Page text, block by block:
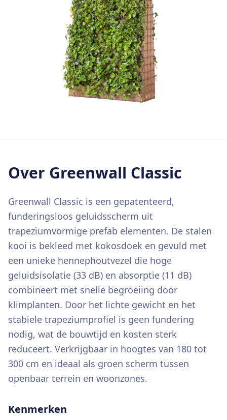
Over Greenwall Classic
Greenwall Classic is een gepatenteerd,
funderingsloos geluidsscherm uit
trapeziumvormige prefab elementen. De stalen
kooi is bekleed met kokosdoek en gevuld met
een unieke hennephoutvezel die hoge
geluidsisolatie (33 dB) en absorptie (11 dB)
combineert met snelle begroeiing door
klimplanten. Door het lichte gewicht en het
stabiele trapeziumprofiel is geen fundering
nodig, wat de bouwtijd en kosten sterk
reduceert. Verkrijgbaar in hoogtes van 180 tot
300 cm en ideaal als groen scherm tussen
openbaar terrein en woonzones.
Kenmerken